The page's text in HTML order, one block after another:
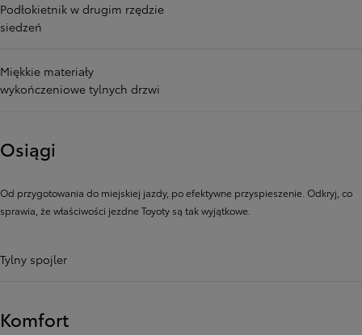
Podłokietnik w drugim rzędzie
siedzeń
Miękkie materiały
wykończeniowe tylnych drzwi
Osiągi
Od przygotowania do miejskiej jazdy, po efektywne przyspieszenie. Odkryj, co
sprawia, że ​​właściwości jezdne Toyoty są tak wyjątkowe.
Tylny spojler
Komfort